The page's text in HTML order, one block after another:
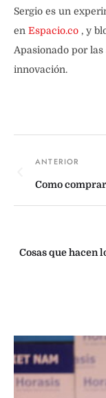
Sergio es un
en Espacio.co , y
Apasionado por
innovación.
Como
Cosas que hacen